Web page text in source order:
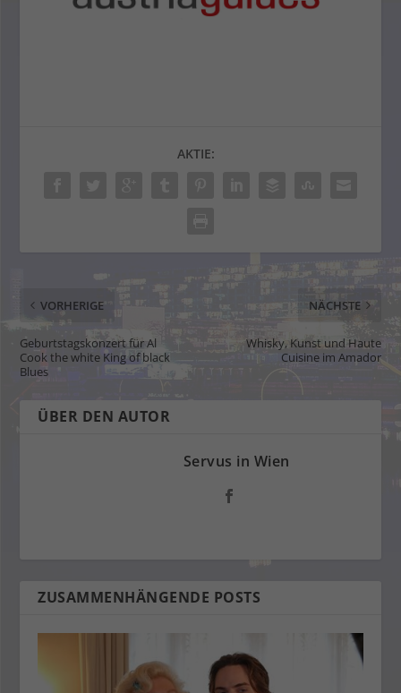
AKTIE:
VORHERIGE
Geburtstagskonzert für Al
Cook the white King of black
Blues
NÄCHSTE
Whisky, Kunst und Haute
Cuisine im Amador
ÜBER DEN AUTOR
Servus in Wien
ZUSAMMENHÄNGENDE POSTS